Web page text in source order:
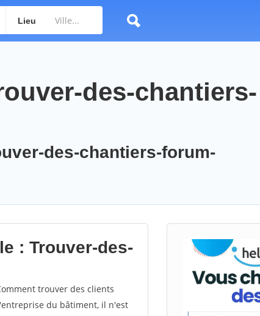
Lieu
des-chantiers-
des-chantiers-forum-
: Trouver-des-
trouver des clients
du bâtiment, il n'est